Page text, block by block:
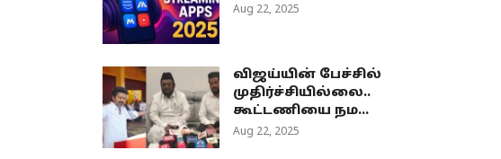
Aug 22, 2025
விஜய்யின் பேச்சில்
முதிர்ச்சியில்லை..
கூட்டணியை நம...
Aug 22, 2025